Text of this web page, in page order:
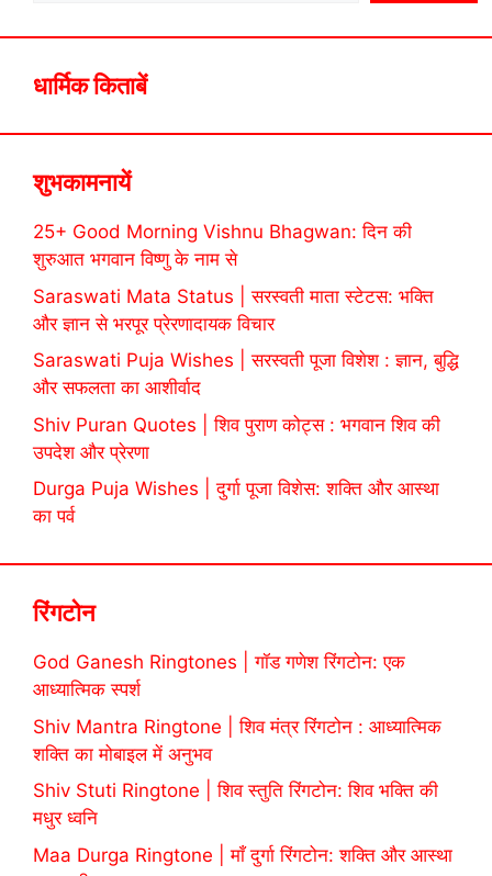
धार्मिक किताबें
शुभकामनायें
25+ Good Morning Vishnu Bhagwan: दिन की
शुरुआत भगवान विष्णु के नाम से
Saraswati Mata Status | सरस्वती माता स्टेटस: भक्ति
और ज्ञान से भरपूर प्रेरणादायक विचार
Saraswati Puja Wishes | सरस्वती पूजा विशेश : ज्ञान, बुद्धि
और सफलता का आशीर्वाद
Shiv Puran Quotes | शिव पुराण कोट्स : भगवान शिव की
उपदेश और प्रेरणा
Durga Puja Wishes | दुर्गा पूजा विशेस: शक्ति और आस्था
का पर्व
रिंगटोन
God Ganesh Ringtones | गॉड गणेश रिंगटोन: एक
आध्यात्मिक स्पर्श
Shiv Mantra Ringtone | शिव मंत्र रिंगटोन : आध्यात्मिक
शक्ति का मोबाइल में अनुभव
Shiv Stuti Ringtone | शिव स्तुति रिंगटोन: शिव भक्ति की
मधुर ध्वनि
Maa Durga Ringtone | माँ दुर्गा रिंगटोन: शक्ति और आस्था